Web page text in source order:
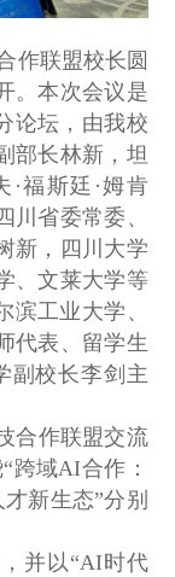
作联盟校长圆
。本次会议是
论坛，由我校
部长林新，坦
福斯廷·姆肯
省委常委、
新，四川大学
、文莱大学等
滨工业大学、
代表、留学生
副校长李剑主
合作联盟交流
跨域AI合作：
新生态”分别
并以“AI时代